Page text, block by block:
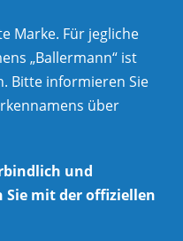
Marke. Für jegliche
„Ballermann“ ist
Bitte informieren Sie
über
und
mit der offiziellen